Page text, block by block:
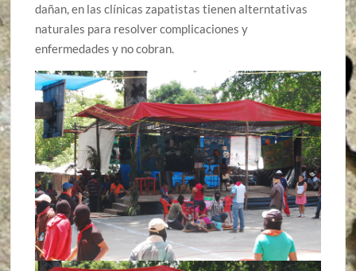
dañan, en las clínicas zapatistas tienen alterntativas
naturales para resolver complicaciones y
enfermedades y no cobran.